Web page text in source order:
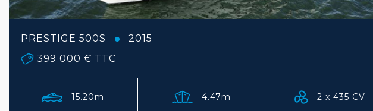
PRESTIGE 500S
2015
399 000 € TTC
15.20m 4.47m 2 x 435 CV